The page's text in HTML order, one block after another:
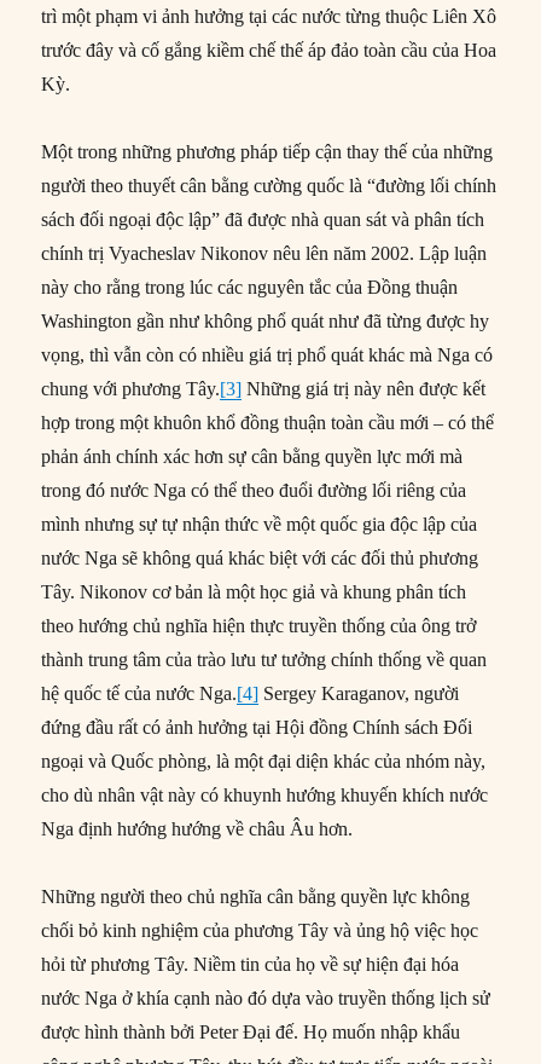
trì một phạm vi ảnh hưởng tại các nước từng thuộc Liên Xô
trước đây và cố gắng kiềm chế thế áp đảo toàn cầu của Hoa
Kỳ.
Một trong những phương pháp tiếp cận thay thế của những
người theo thuyết cân bằng cường quốc là “đường lối chính
sách đối ngoại độc lập” đã được nhà quan sát và phân tích
chính trị Vyacheslav Nikonov nêu lên năm 2002. Lập luận
này cho rằng trong lúc các nguyên tắc của Đồng thuận
Washington gần như không phổ quát như đã từng được hy
vọng, thì vẫn còn có nhiều giá trị phổ quát khác mà Nga có
chung với phương Tây.[3] Những giá trị này nên được kết
hợp trong một khuôn khổ đồng thuận toàn cầu mới – có thể
phản ánh chính xác hơn sự cân bằng quyền lực mới mà
trong đó nước Nga có thể theo đuổi đường lối riêng của
mình nhưng sự tự nhận thức về một quốc gia độc lập của
nước Nga sẽ không quá khác biệt với các đối thủ phương
Tây. Nikonov cơ bản là một học giả và khung phân tích
theo hướng chủ nghĩa hiện thực truyền thống của ông trở
thành trung tâm của trào lưu tư tưởng chính thống về quan
hệ quốc tế của nước Nga.[4] Sergey Karaganov, người
đứng đầu rất có ảnh hưởng tại Hội đồng Chính sách Đối
ngoại và Quốc phòng, là một đại diện khác của nhóm này,
cho dù nhân vật này có khuynh hướng khuyến khích nước
Nga định hướng hướng về châu Âu hơn.
Những người theo chủ nghĩa cân bằng quyền lực không
chối bỏ kinh nghiệm của phương Tây và ủng hộ việc học
hỏi từ phương Tây. Niềm tin của họ về sự hiện đại hóa
nước Nga ở khía cạnh nào đó dựa vào truyền thống lịch sử
được hình thành bởi Peter Đại đế. Họ muốn nhập khẩu